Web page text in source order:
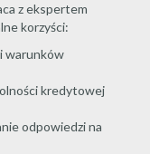
z ekspertem
korzyści:
warunków
kredytowej
odpowiedzi na